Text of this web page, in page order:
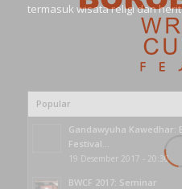
termasuk wisata religi dan
Popular
Gandawyuha Kawedhar:
Festival...
19 Desember 2017 - 20:30
BWCF 2017: Seminar